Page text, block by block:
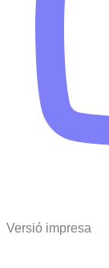
Versió impresa